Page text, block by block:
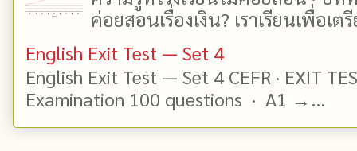
ค่อยสอนเรื่องเงิน? เราเรียนเพื่อเต
English Exit Test — Set 4
English Exit Test — Set 4 CEFR · EXIT
Examination 100 questions · A1 →...